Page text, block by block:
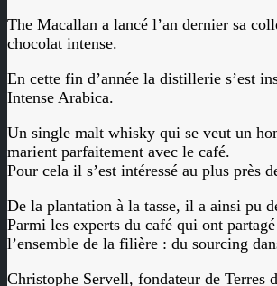
The Macallan a lancé l’an dernier sa
chocolat intense.
En cette fin d’année la distillerie s’est
Intense Arabica.
Un single malt whisky qui se veut un
marient parfaitement avec le café.
Pour cela il s’est intéressé au plus près
De la plantation à la tasse, il a ainsi pu
Parmi les experts du café qui ont
l’ensemble de la filière : du sourcing
Christophe Servell, fondateur de Terres